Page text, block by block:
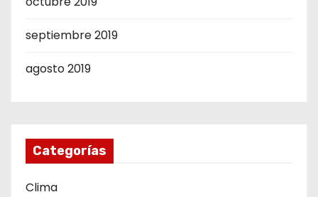
septiembre 2019
agosto 2019
Categorías
Clima